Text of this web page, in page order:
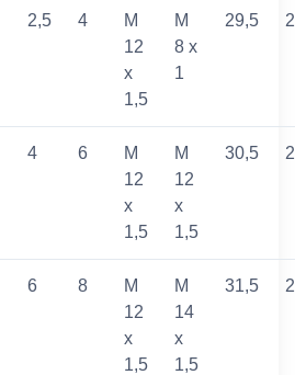
2,5 4
M
12
x
1,5
M
8 x
1
29,5
4 6
M
12
x
1,5
M
12
x
1,5
30,5
6 8
M
12
x
1,5
M
14
x
1,5
31,5